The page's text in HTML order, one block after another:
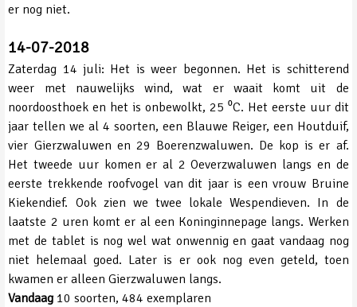
er nog niet.
14-07-2018
Zaterdag 14 juli: Het is weer begonnen. Het is schitterend
weer met nauwelijks wind, wat er waait komt uit de
noordoosthoek en het is onbewolkt, 25 ⁰C. Het eerste uur dit
jaar tellen we al 4 soorten, een Blauwe Reiger, een Houtduif,
vier Gierzwaluwen en 29 Boerenzwaluwen. De kop is er af.
Het tweede uur komen er al 2 Oeverzwaluwen langs en de
eerste trekkende roofvogel van dit jaar is een vrouw Bruine
Kiekendief. Ook zien we twee lokale Wespendieven. In de
laatste 2 uren komt er al een Koninginnepage langs. Werken
met de tablet is nog wel wat onwennig en gaat vandaag nog
niet helemaal goed. Later is er ook nog even geteld, toen
kwamen er alleen Gierzwaluwen langs.
Vandaag 10 soorten, 484 exemplaren